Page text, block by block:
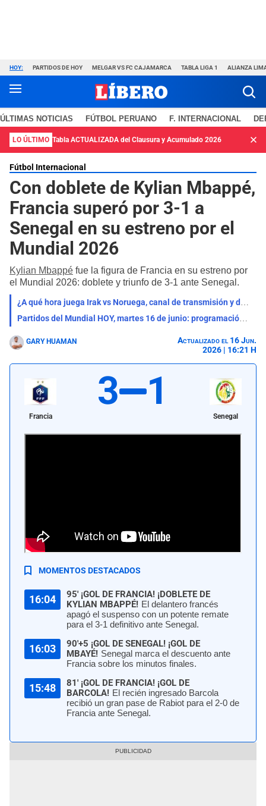
HOY: PARTIDOS DE HOY MELGAR VS FC CAJAMARCA TABLA LIGA 1 ALIANZA
ÚLTIMAS NOTICIAS FÚTBOL PERUANO F. INTERNACIONAL
LO ÚLTIMO Tabla ACTUALIZADA del Clausura y Acumulado 2026
Fútbol Internacional
Con doblete de Kylian Mbappé,
Francia superó por 3-1 a
Senegal en su estreno por el
Mundial 2026
Kylian Mbappé fue la figura de Francia en su estreno por
el Mundial 2026: doblete y triunfo de 3-1 ante Senegal.
¿A qué hora juega Irak vs Noruega, canal de transmisión y dónde ver partido del Mundial 2026?
Partidos del Mundial HOY, martes 16 de junio: programación y canales de los encuentros EN VIVO
GARY HUAMAN
Actualizado el 16 Jun.
2026 | 16:21 H
Francia
3 1
Senegal
Francia venció a Senegal 3-1 por el Mundial 2026. | Foto: X France
MOMENTOS DESTACADOS
16:04
95' ¡GOL DE FRANCIA! ¡DOBLETE DE
KYLIAN MBAPPÉ! El delantero francés
apagó el suspenso con un potente remate
para el 3-1 definitivo ante Senegal.
16:03
90'+5 ¡GOL DE SENEGAL! ¡GOL DE
MBAYÉ! Senegal marca el descuento ante
Francia sobre los minutos finales.
15:48
81' ¡GOL DE FRANCIA! ¡GOL DE
BARCOLA! El recién ingresado Barcola
recibió un gran pase de Rabiot para el 2-0 de
Francia ante Senegal.